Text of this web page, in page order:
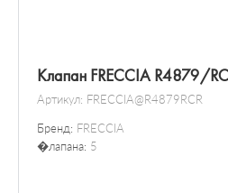
Клапан FRECCIA R4879/
Артикул: FRECCIA@R4879RCR
Бренд: FRECCIA
�лапана: 5